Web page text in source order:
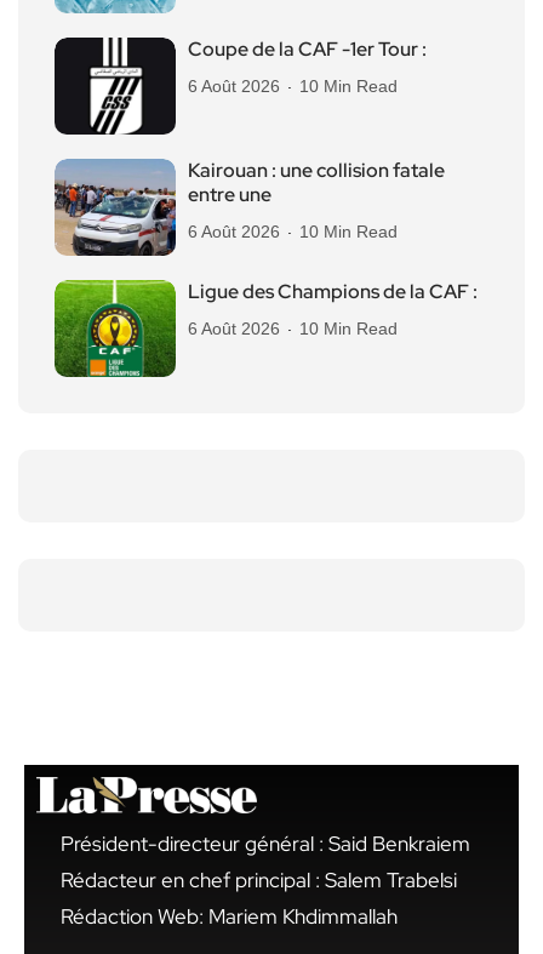
Coupe de la CAF -1er Tour :
6 Août 2026 10 Min Read
Kairouan : une collision fatale
entre une
6 Août 2026 10 Min Read
Ligue des Champions de la CAF :
6 Août 2026 10 Min Read
Président-directeur général : Said Benkraiem
Rédacteur en chef principal : Salem Trabelsi
Rédaction Web: Mariem Khdimmallah